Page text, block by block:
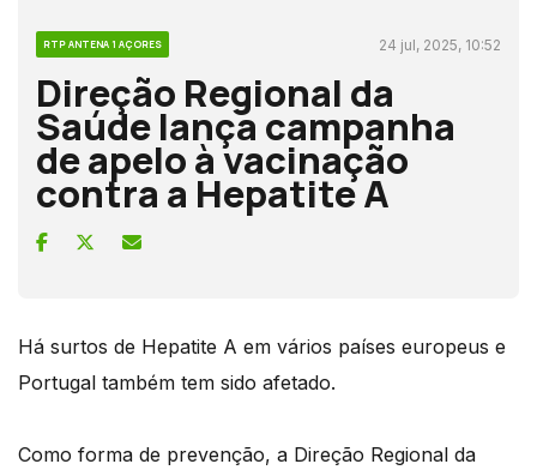
RTP ANTENA 1 AÇORES 24 jul, 2025, 10:52
Direção Regional da
Saúde lança campanha
de apelo à vacinação
contra a Hepatite A
Há surtos de Hepatite A em vários países europeus e
Portugal também tem sido afetado.
Como forma de prevenção, a Direção Regional da